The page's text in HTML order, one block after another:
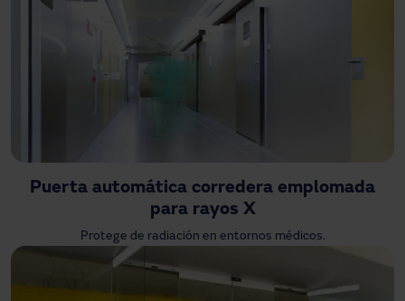
Puerta automática corredera emplomada
para rayos X
Protege de radiación en entornos médicos.